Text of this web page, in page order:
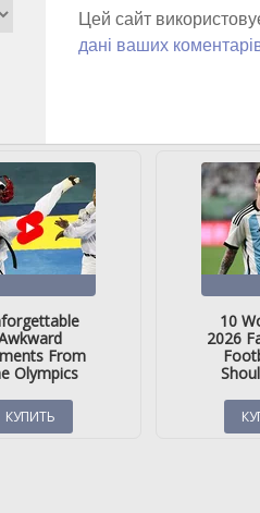
Цей сайт
дані ваших